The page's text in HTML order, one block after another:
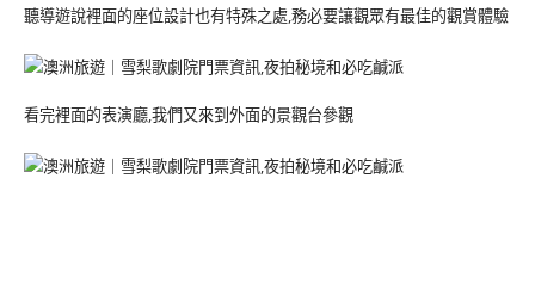
聽導遊說裡面的座位設計也有特殊之處,務必要讓觀眾有最佳的觀賞體驗
看完裡面的表演廳,我們又來到外面的景觀台參觀